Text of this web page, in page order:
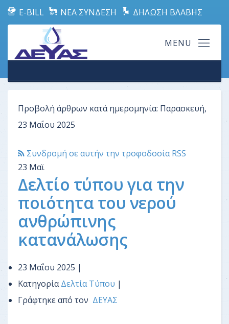
E-BILL ΝΕΑ ΣΥΝΔΕΣΗ ΔΗΛΩΣΗ ΒΛΑΒΗΣ
Προβολή άρθρων κατά ημερομηνία: Παρασκευή,
23 Μαΐου 2025
Συνδρομή σε αυτήν την τροφοδοσία RSS
23 Μαϊ
Δελτίο τύπου για την
ποιότητα του νερού
ανθρώπινης
κατανάλωσης
23 Μαΐου 2025 |
Κατηγορία Δελτία Τύπου |
Γράφτηκε από τον ΔΕΥΑΣ